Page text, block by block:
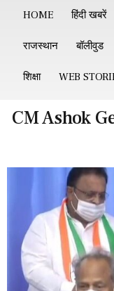
HOME हिंदी खबरें
राजस्थान बॉलीवुड
शिक्षा WEB
CM Ashok